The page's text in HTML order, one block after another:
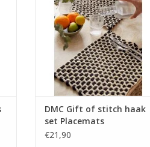
DMC Gift of stitch haak
set Placemats
€21,90